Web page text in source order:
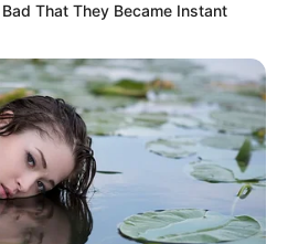
That They Became Instant